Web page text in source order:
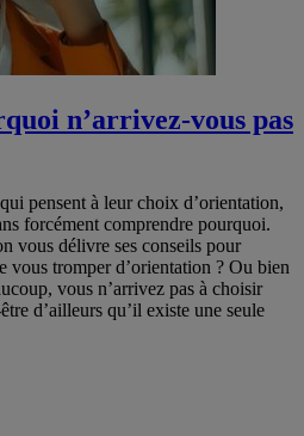
n’arrivez-vous pas
pensent à leur choix d’orientation,
forcément comprendre pourquoi.
vous délivre ses conseils pour
vous tromper d’orientation ? Ou bien
vous n’arrivez pas à choisir
d’ailleurs qu’il existe une seule